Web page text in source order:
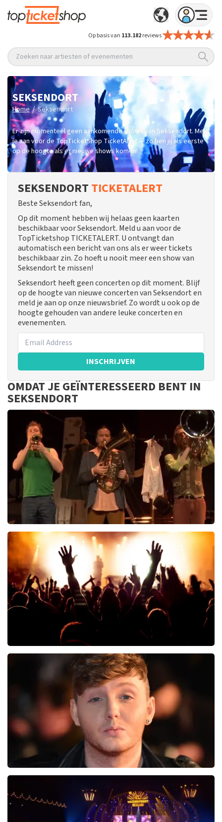
Op basis van 113.182reviews
Zoeken naar artiesten of evenementen
SEKSENDORT
Home / Seksendort
Er zijn momenteel geen aankomende shows van Seksendort. Meld
je aan voor de TopTicketShop TicketAlert — zo ben jij als eerste
op de hoogte als er nieuwe shows komen!
SEKSENDORT TICKETALERT
Beste Seksendort fan,
Op dit moment hebben wij helaas geen kaarten
beschikbaar voor Seksendort. Meld u aan voor de
TopTicketshop TICKETALERT. U ontvangt dan
automatisch een bericht van ons als er weer tickets
beschikbaar zin. Zo hoeft u nooit meer een show van
Seksendort te missen!
Seksendort heeft geen concerten op dit moment. Blijf
op de hoogte van nieuwe concerten van Seksendort en
meld je aan op onze nieuwsbrief. Zo wordt u ook op de
hoogte gehouden van andere leuke concerten en
evenementen.
INSCHRIJVEN
OMDAT JE GEÏNTERESSEERD BENT IN
SEKSENDORT
Slapstick
8 reviews
BEKIJKEN
Yeni Turku
reviews
reviews
BEKIJKEN